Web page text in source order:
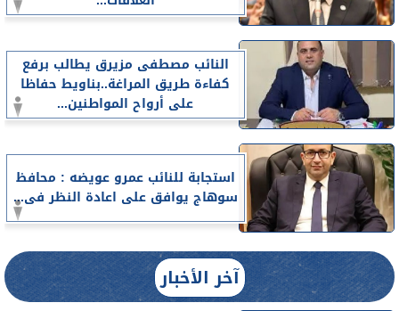
النائب مصطفى مزيرق يطالب برفع
كفاءة طريق المراغة..بناويط حفاظا
على أرواح المواطنين...
استجابة للنائب عمرو عويضه : محافظ
سوهاج يوافق على اعادة النظر فى...
آخر الأخبار